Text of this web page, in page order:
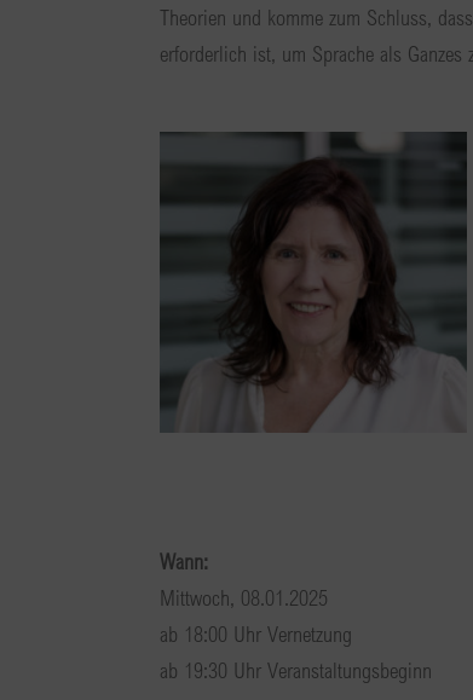
Theorien und komme zum Schluss,
erforderlich ist, um Sprache als Ganzes
Wann:
Mittwoch, 08.01.2025
ab 18:00 Uhr Vernetzung
ab 19:30 Uhr Veranstaltungsbeginn